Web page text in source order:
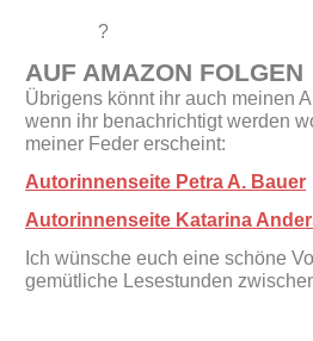
?
AUF AMAZON FOLGEN
Übrigens könnt ihr auch meinen
wenn ihr benachrichtigt werden
meiner Feder erscheint:
Autorinnenseite Petra A. Bauer
Autorinnenseite Katarina
Ich wünsche euch eine schöne
gemütliche Lesestunden